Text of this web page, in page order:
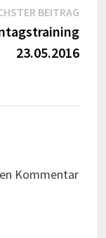
BEITRAG
23.05.2016
Kommentar